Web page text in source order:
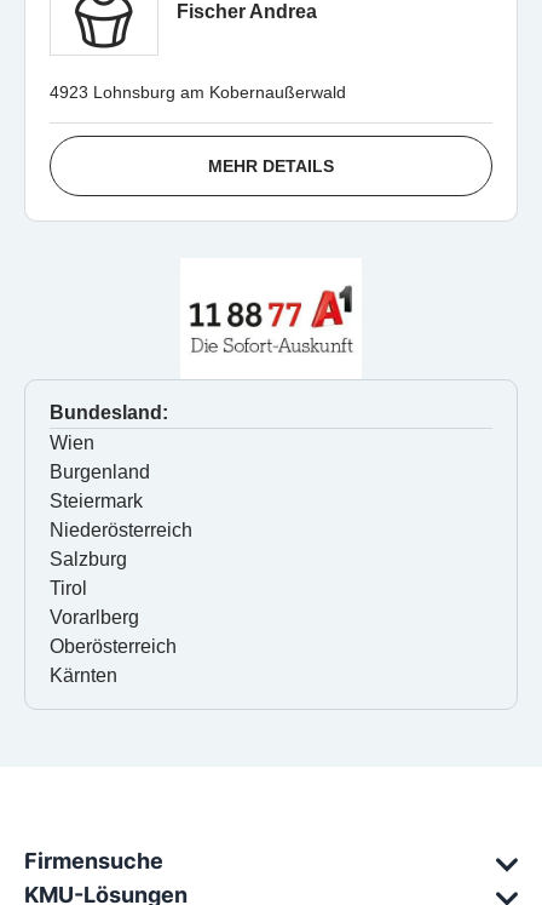
Fischer Andrea
4923 Lohnsburg am Kobernaußerwald
MEHR DETAILS
Bundesland:
Wien
Burgenland
Steiermark
Niederösterreich
Salzburg
Tirol
Vorarlberg
Oberösterreich
Kärnten
Firmensuche
KMU-Lösungen